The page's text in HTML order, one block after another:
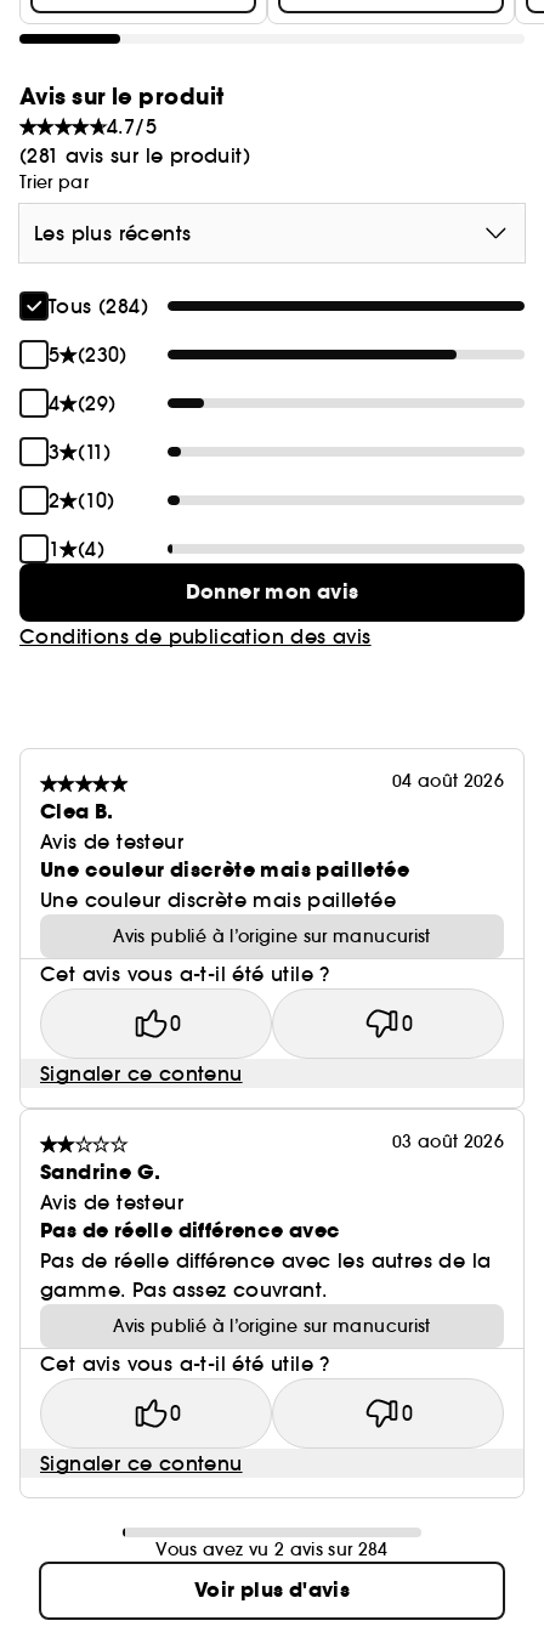
Avis sur le produit
4.7/5
(281 avis sur le produit)
Trier par
Les plus récents
Tous (284)
5
(230)
4
(29)
3
(11)
2
(10)
1
(4)
Donner mon avis
Conditions de publication des avis
04 août 2026
Clea B.
Avis de testeur
Une couleur discrète mais pailletée
Une couleur discrète mais pailletée
Avis publié à l’origine sur manucurist
Cet avis vous a-t-il été utile ?
0 0
Signaler ce contenu
03 août 2026
Sandrine G.
Avis de testeur
Pas de réelle différence avec
Pas de réelle différence avec les autres de la
gamme. Pas assez couvrant.
Avis publié à l’origine sur manucurist
Cet avis vous a-t-il été utile ?
0 0
Signaler ce contenu
Vous avez vu 2 avis sur 284
Voir plus d'avis